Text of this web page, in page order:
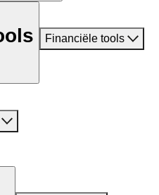
Financiële tools